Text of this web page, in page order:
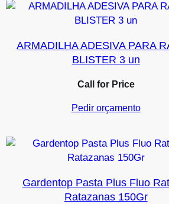
ARMADILHA ADESIVA PARA
BLISTER 3 un
Call for Price
Pedir orçamento
Gardentop Pasta Plus Fluo
Ratazanas 150Gr